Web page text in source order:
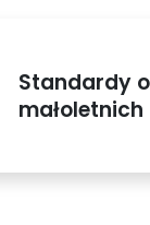
Standardy
małoletnich